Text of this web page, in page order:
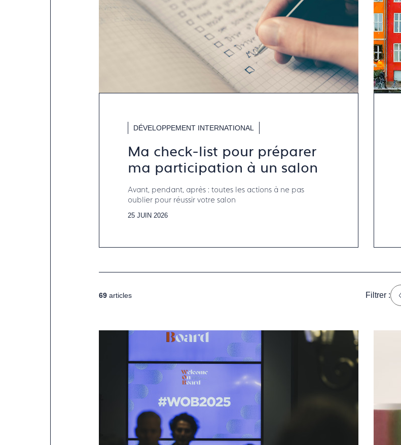
DÉVELOPPEMENT INTERNATIONAL
Ma check-list pour préparer
ma participation à un salon
Avant, pendant, après : toutes les actions à ne pas
oublier pour réussir votre salon
25 JUIN 2026
69articles Filtrer :